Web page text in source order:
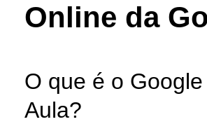
Online da
O que é o
Aula?